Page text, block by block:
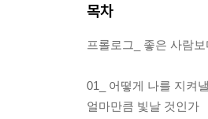
목차
프롤로그_ 좋은 사람
01_ 어떻게 나를 지켜
얼마만큼 빛날 것인가